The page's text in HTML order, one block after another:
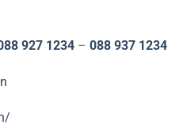
927 1234 – 088 937 1234